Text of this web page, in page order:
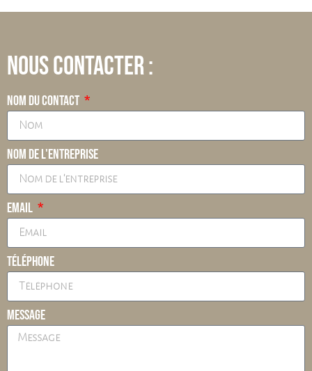
Nous contacter :
Nom du contact
Nom de l'entreprise
Email
Téléphone
Message